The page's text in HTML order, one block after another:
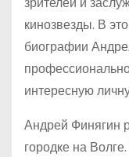
кинозвезды. В
биографии
интересную
Андрей Финягин
городке на